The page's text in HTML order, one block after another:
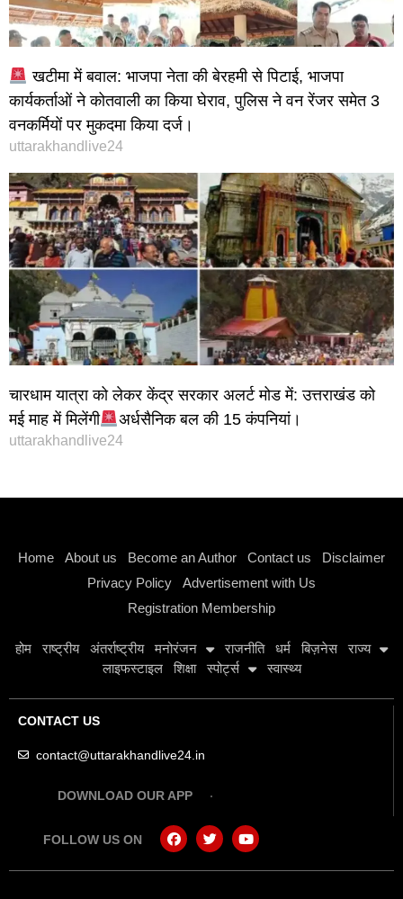
खटीमा में बवाल: भाजपा नेता की बेरहमी से पिटाई, भाजपा
कार्यकर्ताओं ने कोतवाली का किया घेराव, पुलिस ने वन रेंजर समेत 3
वनकर्मियों पर मुकदमा किया दर्ज।
uttarakhandlive24
चारधाम यात्रा को लेकर केंद्र सरकार अलर्ट मोड में: उत्तराखंड को
मई माह में मिलेंगी
अर्धसैनिक बल की 15 कंपनियां।
uttarakhandlive24
Home About us Become an Author Contact us
Disclaimer
Privacy Policy
Advertisement with Us
Registration Membership
होम राष्ट्रीय अंतर्राष्ट्रीय मनोरंजन राजनीति धर्म बिज़नेस
राज्य
लाइफस्टाइल
शिक्षा स्पोर्ट्स स्वास्थ्य
CONTACT US
contact@uttarakhandlive24.in
DOWNLOAD OUR APP
FOLLOW US ON